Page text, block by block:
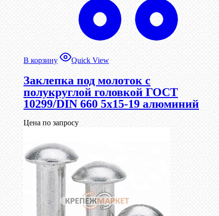
В корзину Quick View
Заклепка под молоток с
полукруглой головкой ГОСТ
10299/DIN 660 5х15-19 алюминий
Цена по запросу